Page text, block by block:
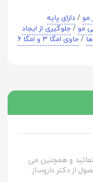
مو/دارای پایه
مو/جلوگیری از ایجاد
/
حاوی امگا 3 و امگا 6
نمائید و همچنین می
از دکتر داروساز